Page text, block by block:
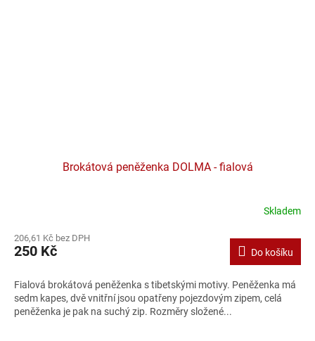
Brokátová peněženka DOLMA - fialová
Skladem
206,61 Kč bez DPH
250 Kč Do košíku
Fialová brokátová peněženka s tibetskými motivy. Peněženka má
sedm kapes, dvě vnitřní jsou opatřeny pojezdovým zipem, celá
peněženka je pak na suchý zip. Rozměry složené...